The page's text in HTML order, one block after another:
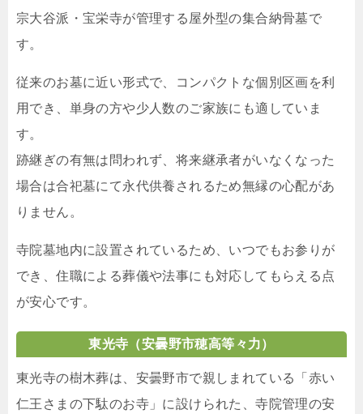
宗大谷派・宝栄寺が管理する屋外型の集合納骨墓で
す。
従来のお墓に近い形式で、コンパクトな個別区画を利
用でき、単身の方や少人数のご家族にも適していま
す。
跡継ぎの有無は問われず、将来継承者がいなくなった
場合は合祀墓にて永代供養されるため無縁の心配があ
りません。
寺院墓地内に設置されているため、いつでもお参りが
でき、住職による葬儀や法事にも対応してもらえる点
が安心です。
東光寺 （安曇野市穂高等々力）
東光寺の樹木葬は、安曇野市で親しまれている「赤い
仁王さまの下駄のお寺」に設けられた、寺院管理の安